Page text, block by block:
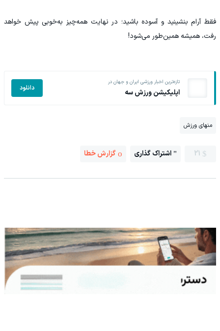
فقط آرام بنشینید و آسوده باشید؛ در نهایت همه‌چیز به‌خوبی پیش خواهد
رفت، همیشه همین‌طور می‌شود!
تازه‌ترین اخبار ورزشی ایران و جهان در
اپلیکیشن ورزش سه دانلود
منهای ورزش
21 اشتراک گذاری گزارش خطا